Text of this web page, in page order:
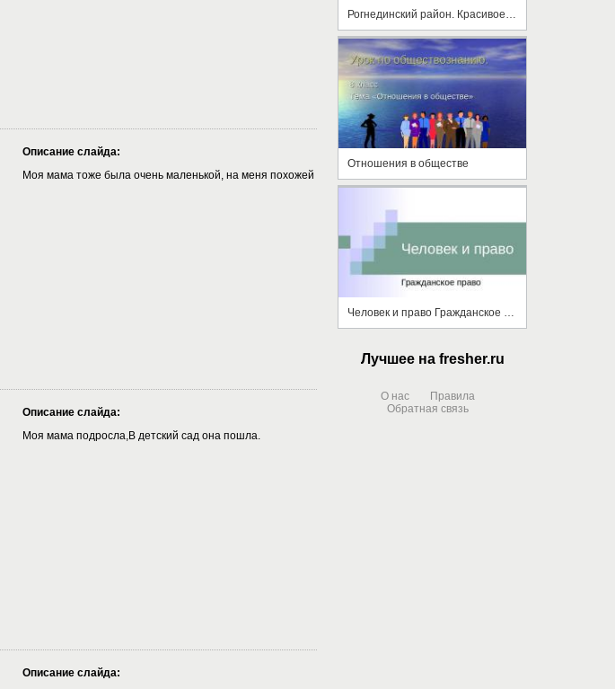
Описание слайда:
Моя мама тоже была очень маленькой, на меня похожей
Описание слайда:
Моя мама подросла,В детский сад она пошла.
Описание слайда:
Отношения в обществе
Человек и право Гражданское право
Лучшее на fresher.ru
О нас
Правила
Обратная связь